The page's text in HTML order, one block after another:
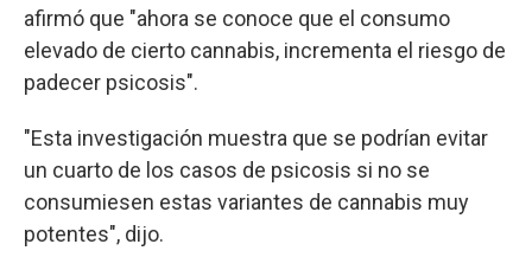
afirmó que "ahora se conoce que el consumo
elevado de cierto cannabis, incrementa el riesgo de
padecer psicosis".
"Esta investigación muestra que se podrían evitar
un cuarto de los casos de psicosis si no se
consumiesen estas variantes de cannabis muy
potentes", dijo.